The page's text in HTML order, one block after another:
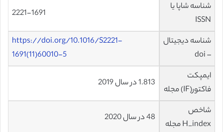
شناسه شاپا یا
ISSN
2221-1691
شناسه دیجیتال
– doi
https://doi.org/10.1016/S2221-
1691(11)60010-5
ایمپکت
فاکتور(IF) مجله
1.813 در سال 2019
شاخص
H_index مجله
48 در سال 2020